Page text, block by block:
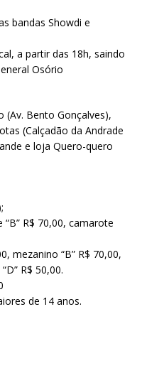
bandas Showdi e
a partir das 18h, saindo
Osório
Bento Gonçalves),
(Calçadão da Andrade
e loja Quero-quero
“B” R$ 70,00, camarote
mezanino “B” R$ 70,00,
R$ 50,00.
de 14 anos.